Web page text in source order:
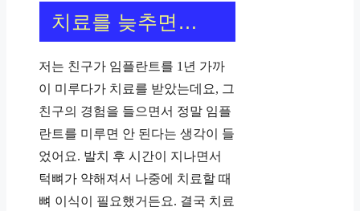
치료를 늦추면…
저는 친구가 임플란트를 1년 가까
이 미루다가 치료를 받았는데요, 그
친구의 경험을 들으면서 정말 임플
란트를 미루면 안 된다는 생각이 들
었어요. 발치 후 시간이 지나면서
턱뼈가 약해져서 나중에 치료할 때
뼈 이식이 필요했거든요. 결국 치료